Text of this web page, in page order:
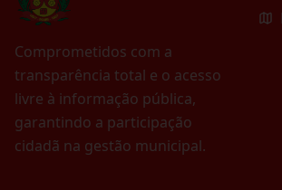
Comprometidos com a
transparência total e o acesso
livre à informação pública,
garantindo a participação
cidadã na gestão municipal.